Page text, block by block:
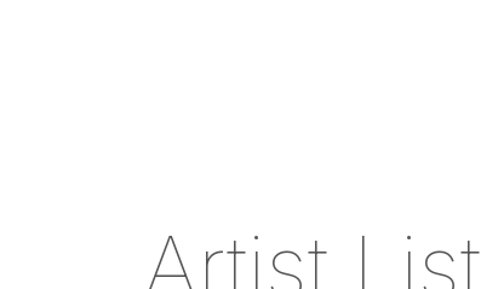
Artist List